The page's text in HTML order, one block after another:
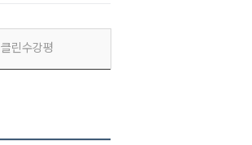
클린수강평